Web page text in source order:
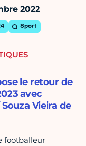
2022
Sport
le retour de
avec
Vieira de
footballeur